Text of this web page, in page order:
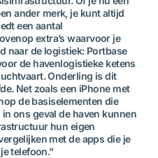
ander merk, je kunt altijd
een aantal
extra’s waarvoor je
naar de logistiek: Portbase
de havenlogistieke ketens
Onderling is dit
Net zoals een iPhone met
de basiselementen die
ons geval de haven kunnen
hun eigen
met de apps die je
telefoon.”